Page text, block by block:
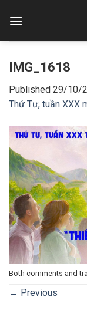
IMG_1618
Published 29/10/
Thứ Tư, tuần XXX
Both comments and
← Previous